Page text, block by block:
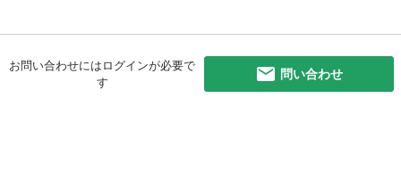
お問い合わせにはログインが必要で
す
問い合わせ